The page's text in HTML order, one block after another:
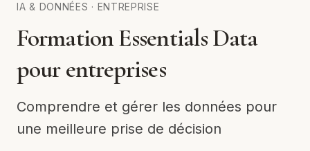
IA & DONNÉES · ENTREPRISE
Formation Essentials Data
pour entreprises
Comprendre et gérer les données pour
une meilleure prise de décision